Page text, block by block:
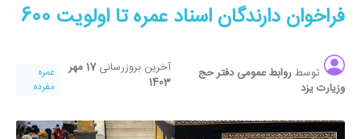
فراخوان دارندگان اسناد عمره تا اولویت 600
توسطروابط عمومی دفتر حج
وزیارت یزد
آخرین بروزرسانی
17 مهر
1403
عمره
مفرده